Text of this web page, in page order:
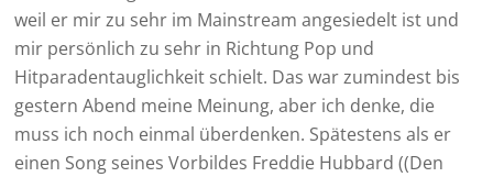
weil er mir zu sehr im Mainstream angesiedelt ist und
mir persönlich zu sehr in Richtung Pop und
Hitparadentauglichkeit schielt. Das war zumindest bis
gestern Abend meine Meinung, aber ich denke, die
muss ich noch einmal überdenken. Spätestens als er
einen Song seines Vorbildes Freddie Hubbard ((Den